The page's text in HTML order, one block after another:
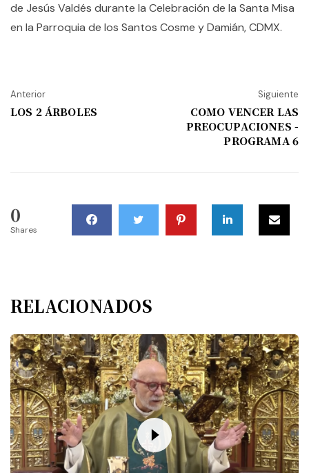
de Jesús Valdés durante la Celebración de la Santa Misa
en la Parroquia de los Santos Cosme y Damián, CDMX.
Anterior
LOS 2 ÁRBOLES
Siguiente
COMO VENCER LAS
PREOCUPACIONES -
PROGRAMA 6
0
Shares
RELACIONADOS